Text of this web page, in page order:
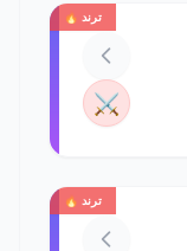
ترند 🔥
⚔️
ترند 🔥